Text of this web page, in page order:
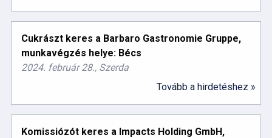
Cukrászt keres a Barbaro Gastronomie Gruppe,
munkavégzés helye: Bécs
2024. február 28., Szerda
Tovább a hirdetéshez »
Komissiózót keres a Impacts Holding GmbH,